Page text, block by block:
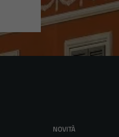
NOVITÀ